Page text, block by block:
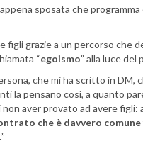
sposata che
figli grazie a un percorso che
“egoismo” alla luce
che mi ha scritto in
la pensano così, a quanto
aver provato ad avere
che è davvero
”